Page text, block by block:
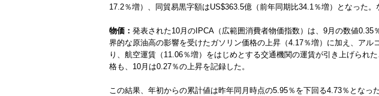
17.2％増）、同貿易黒字額はUS$363.5億（前年同期比34.1％増）となった
物価： 発表された10月のIPCA（広範囲消費者物価指数）は、9月の数値
界的な原油高の影響を受けたガソリン価格の上昇（4.17％増）に加え、ア
り、航空運賃（11.06％増）をはじめとする交通機関の運賃が引き上げられ
格も、10月は0.27％の上昇を記録した。
この結果、年初からの累計値は昨年同月時点の5.95％を下回る4.73％とな